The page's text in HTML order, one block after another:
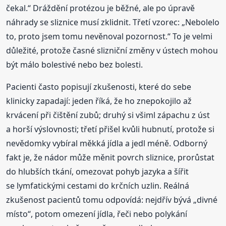
čekal.“ Dráždění protézou je běžné, ale po úpravě
náhrady se sliznice musí zklidnit. Třetí vzorec: „Nebolelo
to, proto jsem tomu nevěnoval pozornost.“ To je velmi
důležité, protože časné slizniční změny v ústech mohou
být málo bolestivé nebo bez bolesti.
Pacienti často popisují zkušenosti, které do sebe
klinicky zapadají: jeden říká, že ho znepokojilo až
krvácení při čištění zubů; druhý si všiml zápachu z úst
a horší výslovnosti; třetí přišel kvůli hubnutí, protože si
nevědomky vybíral měkká jídla a jedl méně. Odborný
fakt je, že nádor může měnit povrch sliznice, prorůstat
do hlubších tkání, omezovat pohyb jazyka a šířit
se lymfatickými cestami do krčních uzlin. Reálná
zkušenost pacientů tomu odpovídá: nejdřív bývá „divné
místo“, potom omezení jídla, řeči nebo polykání